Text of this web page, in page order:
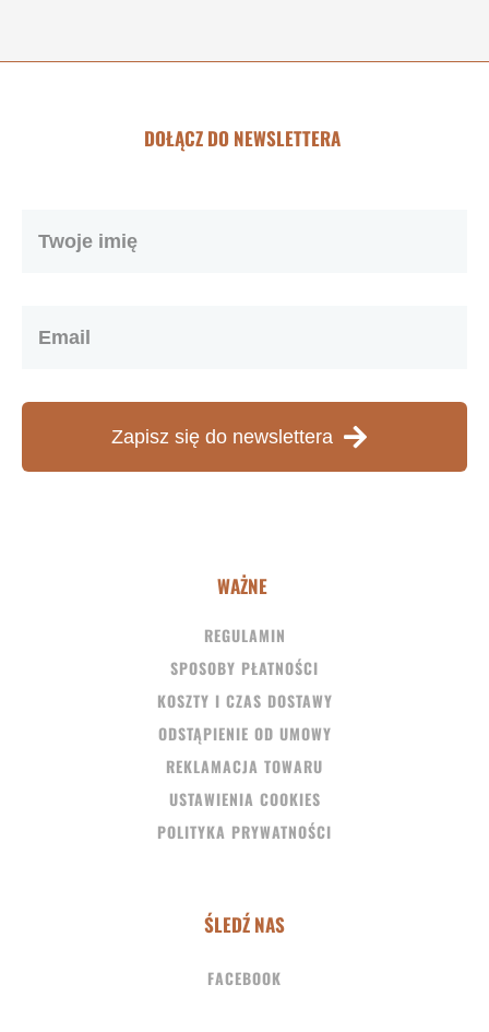
DOŁĄCZ DO NEWSLETTERA
Zapisz się do newslettera
WAŻNE
REGULAMIN
SPOSOBY PŁATNOŚCI
KOSZTY I CZAS DOSTAWY
ODSTĄPIENIE OD UMOWY
REKLAMACJA TOWARU
USTAWIENIA COOKIES
POLITYKA PRYWATNOŚCI
ŚLEDŹ NAS
FACEBOOK